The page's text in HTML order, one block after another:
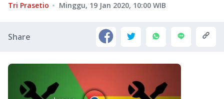
Tri Prasetio Minggu, 19 Jan 2020, 10:00 WIB
Share